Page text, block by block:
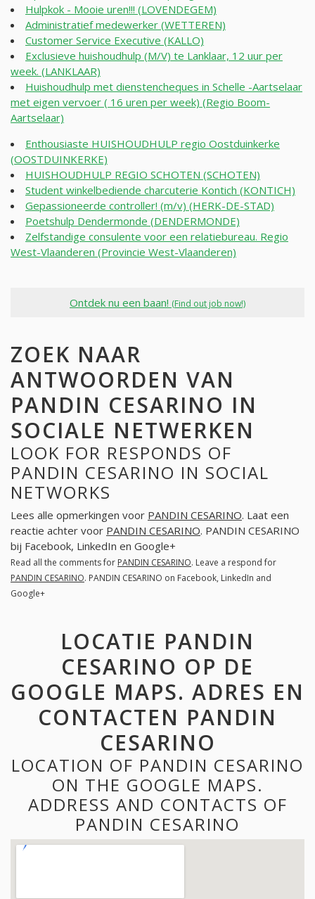
Hulpkok - Mooie uren!!! (LOVENDEGEM)
Administratief medewerker (WETTEREN)
Customer Service Executive (KALLO)
Exclusieve huishoudhulp (M/V) te Lanklaar, 12 uur per
week. (LANKLAAR)
Huishoudhulp met dienstencheques in Schelle -Aartselaar
met eigen vervoer ( 16 uren per week) (Regio Boom-
Aartselaar)
Enthousiaste HUISHOUDHULP regio Oostduinkerke
(OOSTDUINKERKE)
HUISHOUDHULP REGIO SCHOTEN (SCHOTEN)
Student winkelbediende charcuterie Kontich (KONTICH)
Gepassioneerde controller! (m/v) (HERK-DE-STAD)
Poetshulp Dendermonde (DENDERMONDE)
Zelfstandige consulente voor een relatiebureau. Regio
West-Vlaanderen (Provincie West-Vlaanderen)
Ontdek nu een baan! (Find out job now!)
ZOEK NAAR
ANTWOORDEN VAN
PANDIN CESARINO IN
SOCIALE NETWERKEN
LOOK FOR RESPONDS OF
PANDIN CESARINO IN SOCIAL
NETWORKS
Lees alle opmerkingen voor PANDIN CESARINO. Laat een
reactie achter voor PANDIN CESARINO. PANDIN CESARINO
bij Facebook, LinkedIn en Google+
Read all the comments for PANDIN CESARINO. Leave a respond for
PANDIN CESARINO. PANDIN CESARINO on Facebook, LinkedIn and
Google+
LOCATIE PANDIN
CESARINO OP DE
GOOGLE MAPS. ADRES EN
CONTACTEN PANDIN
CESARINO
LOCATION OF PANDIN CESARINO
ON THE GOOGLE MAPS.
ADDRESS AND CONTACTS OF
PANDIN CESARINO